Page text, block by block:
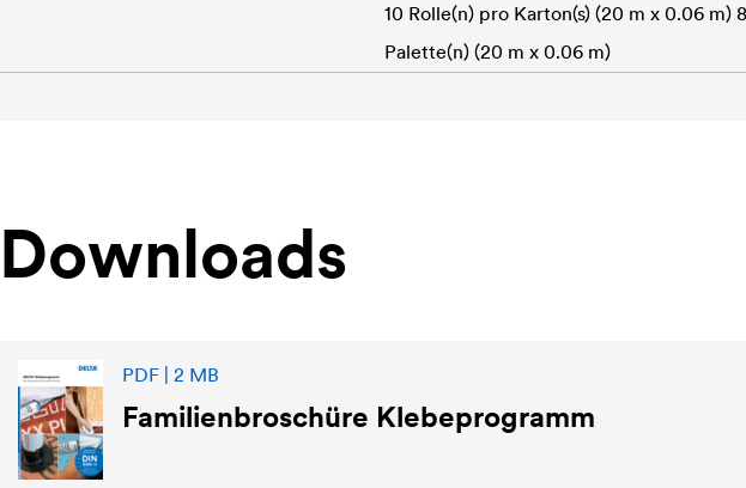
10 Rolle(n) pro Karton(s) (20 m x 0.06 m)
Palette(n) (20 m x 0.06 m)
Downloads
PDF | 2 MB
Familienbroschüre Klebeprogramm